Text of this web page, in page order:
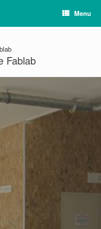
Menu
Fablab